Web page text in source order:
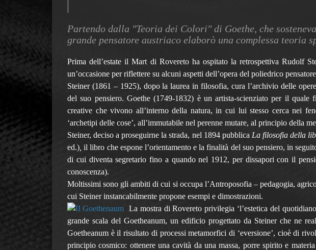
Partendo dalla "Teoria dei Colori" di Goethe, che
grande pensatore austriaco elaborò una complessa teoria
Prima dell’estate il Mart di Rovereto ha ospitato la retrospettiva Rudolf
un’occasione per riflettere su alcuni aspetti dell’opera del poliedrico
Steiner (1861 – 1925), dopo la laurea in filosofia, cura l’archivio delle
del suo pensiero. Goethe (1749-1832) è un artista-scienziato per il quale
creative che vivono all’interno della natura, in cui lui stesso cerca nei
‘archetipi delle cose’, all’immutabile nel perenne mutare, al principio della
Steiner, deciso a proseguirne la strada, nel 1894 pubblica La filosofia della
ed.) il libro che espone l’orientamento e la finalità del suo pensiero, in
di cui diventa segretario fino a quando nel 1912, per dissapori con il
conoscenza).
Moltissimi sono gli ambiti di cui si occupa l’Antroposofia – pedagogia,
cui Steiner instancabilmente propone esempi e dimostrazioni.
La mostra di Rovereto privilegia ‘l’estetica del
grande scala del Goetheanum, un edificio progettato da Steiner che ne
Goetheanum è il risultato di processi metamorfici di ‘eversione’, cioè di
principio cosmico: ottenere una cavità da una massa, porre spirito e